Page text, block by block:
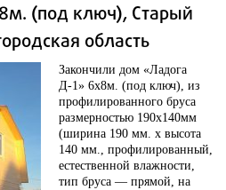
(под ключ), Старый
область
Закончили дом «Ладога
Д-1» 6х8м. (под ключ), из
профилированного бруса
размерностью 190х140мм
(ширина 190 мм. х высота
140 мм., профилированный,
естественной влажности,
тип бруса — прямой, на